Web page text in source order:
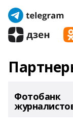
Фотобанк